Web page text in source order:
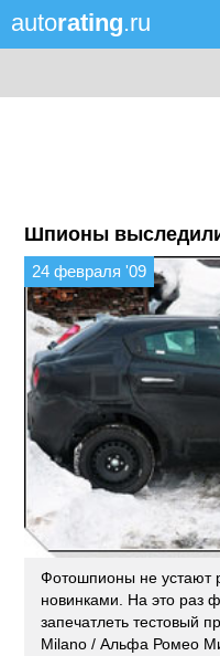
autorating.ru
Шпионы
24 февраля '09
Фотошпионы не устают
новинками. На это раз
запечатлеть тестовый
Milano / Альфа Ромео